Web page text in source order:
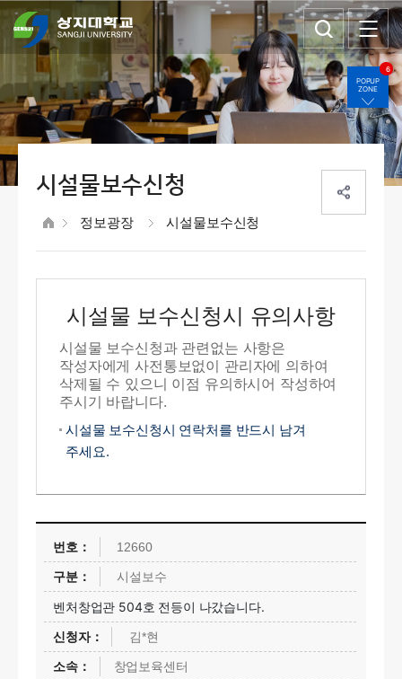
POPUP
ZONE
6
시설물보수신청
정보광장 시설물보수신청
시설물 보수신청시 유의사항
시설물 보수신청과 관련없는 사항은
작성자에게 사전통보없이 관리자에 의하여
삭제될 수 있으니 이점 유의하시어 작성하여
주시기 바랍니다.
시설물 보수신청시 연락처를 반드시 남겨
주세요.
12660
시설보수
벤처창업관 504호 전등이 나갔습니다.
김*현
창업보육센터